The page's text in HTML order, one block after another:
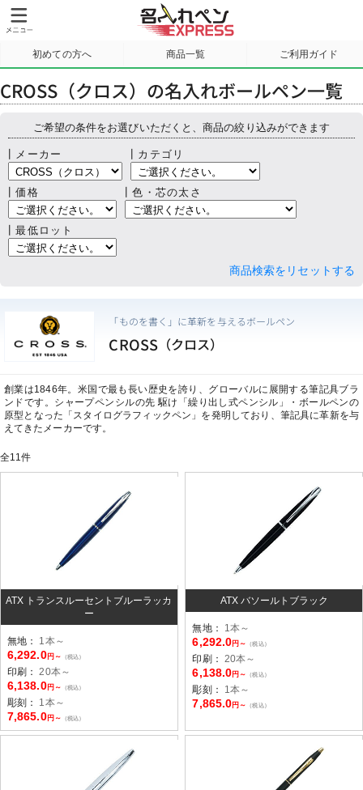
初めての方へ 商品一覧 ご利用ガイド
サンプル請求
CROSS（クロス）の名入れボールペン一覧
ご希望の条件をお選びいただくと、商品の絞り込みができます
┃メーカー ┃カテゴリ
┃価格 ┃色・芯の太さ
┃最低ロット
商品検索をリセットする
「ものを書く」に革新を与えるボールペン
CROSS（クロス）
創業は1846年。米国で最も長い歴史を誇り、グローバルに展開する筆記具ブラ
ンドです。シャープペンシルの先 駆け「繰り出し式ペンシル」・ボールペンの
原型となった「スタイログラフィックペン」を発明しており、筆記具に革新を与
えてきたメーカーです。
全11件
ATX トランスルーセントブルーラッカ
ー
無地： 1本～
6,292.0円～ （税込）
印刷：20本～
6,138.0円～ （税込）
彫刻： 1本～
7,865.0円～ （税込）
ATX バソールトブラック
無地： 1本～
6,292.0 円～ （税込）
印刷： 20本～
6,138.0 円～ （税込）
彫刻： 1本～
7,865.0 円～ （税込）